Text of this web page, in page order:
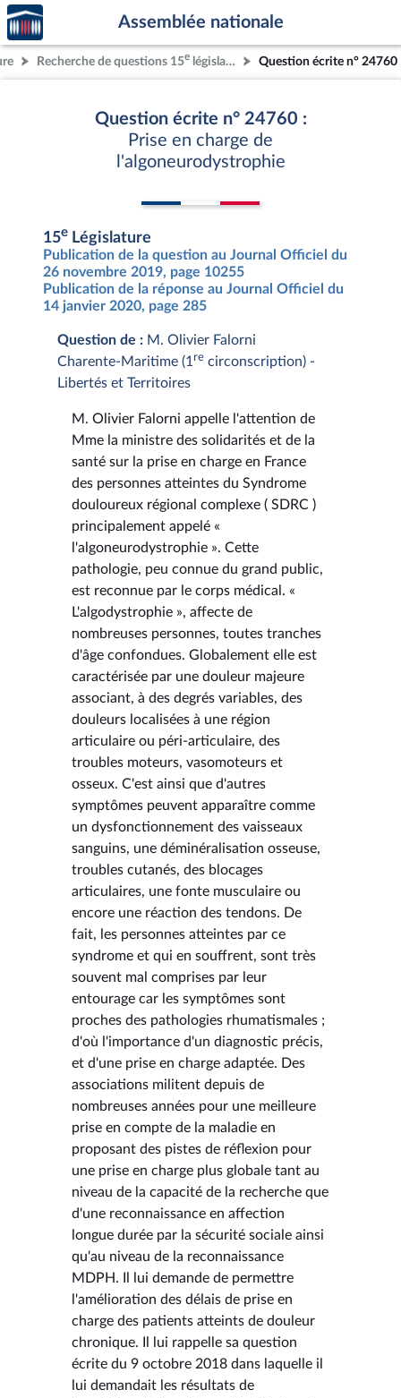
Aller au contenu
Aller en bas de la page
Accèder
à la
page
d'accueil
Assemblée nationale
Recherche de questions 15e législature Question écrite n° 24760
Question écrite n° 24760 :
Prise en charge de
l'algoneurodystrophie
15e Législature
Publication de la question au Journal Officiel du
26 novembre 2019, page 10255
Publication de la réponse au Journal Officiel du
14 janvier 2020, page 285
Question de : M. Olivier Falorni
Charente-Maritime (1 re circonscription) -
Libertés et Territoires
M. Olivier Falorni appelle l'attention de
Mme la ministre des solidarités et de la
santé sur la prise en charge en France
des personnes atteintes du Syndrome
douloureux régional complexe ( SDRC )
principalement appelé «
l'algoneurodystrophie ». Cette
pathologie, peu connue du grand public,
est reconnue par le corps médical. «
L'algodystrophie », affecte de
nombreuses personnes, toutes tranches
d'âge confondues. Globalement elle est
caractérisée par une douleur majeure
associant, à des degrés variables, des
douleurs localisées à une région
articulaire ou péri-articulaire, des
troubles moteurs, vasomoteurs et
osseux. C'est ainsi que d'autres
symptômes peuvent apparaître comme
un dysfonctionnement des vaisseaux
sanguins, une déminéralisation osseuse,
troubles cutanés, des blocages
articulaires, une fonte musculaire ou
encore une réaction des tendons. De
fait, les personnes atteintes par ce
syndrome et qui en souffrent, sont très
souvent mal comprises par leur
entourage car les symptômes sont
proches des pathologies rhumatismales ;
d'où l'importance d'un diagnostic précis,
et d'une prise en charge adaptée. Des
associations militent depuis de
nombreuses années pour une meilleure
prise en compte de la maladie en
proposant des pistes de réflexion pour
une prise en charge plus globale tant au
niveau de la capacité de la recherche que
d'une reconnaissance en affection
longue durée par la sécurité sociale ainsi
qu'au niveau de la reconnaissance
MDPH. Il lui demande de permettre
l'amélioration des délais de prise en
charge des patients atteints de douleur
chronique. Il lui rappelle sa question
écrite du 9 octobre 2018 dans laquelle il
lui demandait les résultats de